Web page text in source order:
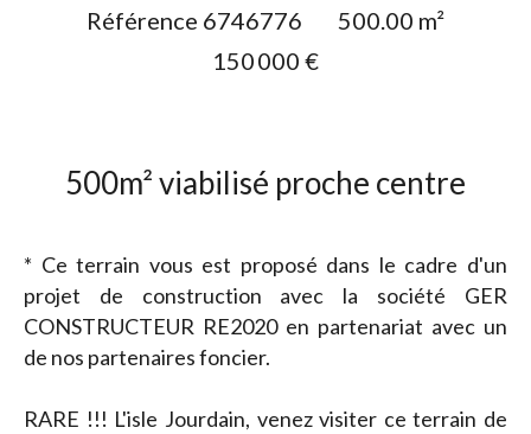
Référence 6746776 500.00 m²
150 000 €
500m² viabilisé proche centre
* Ce terrain vous est proposé dans le cadre d'un
projet de construction avec la société GER
CONSTRUCTEUR RE2020 en partenariat avec un
de nos partenaires foncier.
RARE !!! L'isle Jourdain, venez visiter ce terrain de